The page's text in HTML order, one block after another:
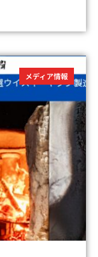
メディア情報